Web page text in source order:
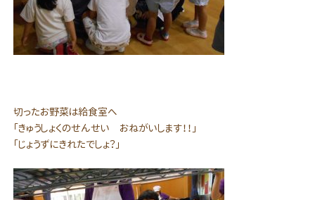
切ったお野菜は給食室へ
「きゅうしょくのせんせい おねがいします！！」
「じょうずにきれたでしょ？」